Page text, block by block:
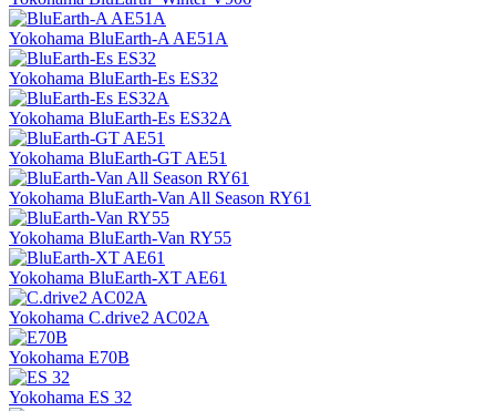
Yokohama BluEarth-A AE51A
Yokohama BluEarth-Es ES32
Yokohama BluEarth-Es ES32A
Yokohama BluEarth-GT AE51
Yokohama BluEarth-Van All Season RY61
Yokohama BluEarth-Van RY55
Yokohama BluEarth-XT AE61
Yokohama C.drive2 AC02A
Yokohama E70B
Yokohama ES 32